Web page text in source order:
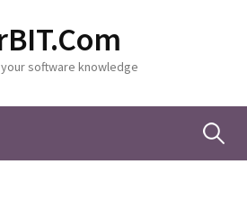
your software knowledge
S